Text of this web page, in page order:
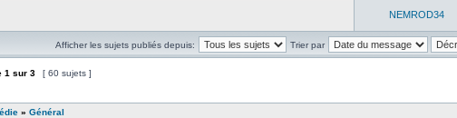
NEMROD34
Afficher les sujets publiés depuis: Trier par
1 sur 3 [ 60 sujets ]
» Général